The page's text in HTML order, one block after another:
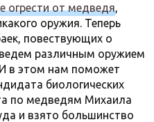
огрести от медведя,
оружия. Теперь
повествующих о
различным оружием
в этом нам поможет
биологических
по медведям Михаила
и взято большинство